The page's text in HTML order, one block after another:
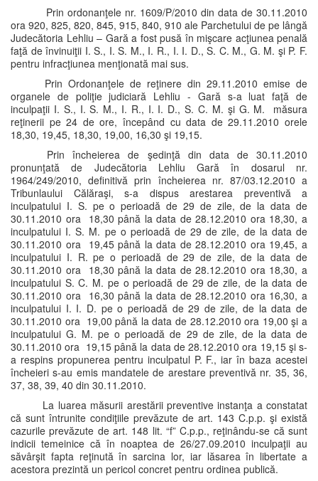
Prin ordonanţele nr. 1609/P/2010 din data de 30.11.2010
ora 920, 825, 820, 845, 915, 840, 910 ale Parchetului de pe lângă
Judecătoria Lehliu – Gară a fost pusă în mişcare acţiunea penală
faţă de învinuiţii I. S., I. S. M., I. R., I. I. D., S. C. M., G. M. şi P. F.
pentru infracţiunea menţionată mai sus.
Prin Ordonanţele de reţinere din 29.11.2010 emise de
organele de poliţie judiciară Lehliu - Gară s-a luat faţă de
inculpaţii I. S., I. S. M., I. R., I. I. D., S. C. M. şi G. M. măsura
reţinerii pe 24 de ore, începând cu data de 29.11.2010 orele
18,30, 19,45, 18,30, 19,00, 16,30 şi 19,15.
Prin încheierea de şedinţă din data de 30.11.2010
pronunţată de Judecătoria Lehliu Gară în dosarul nr.
1964/249/2010, definitivă prin încheierea nr. 87/03.12.2010 a
Tribunlaului Călăraşi, s-a dispus arestarea preventivă a
inculpatului I. S. pe o perioadă de 29 de zile, de la data de
30.11.2010 ora 18,30 până la data de 28.12.2010 ora 18,30, a
inculpatului I. S. M. pe o perioadă de 29 de zile, de la data de
30.11.2010 ora 19,45 până la data de 28.12.2010 ora 19,45, a
inculpatului I. R. pe o perioadă de 29 de zile, de la data de
30.11.2010 ora 18,30 până la data de 28.12.2010 ora 18,30, a
inculpatului S. C. M. pe o perioadă de 29 de zile, de la data de
30.11.2010 ora 16,30 până la data de 28.12.2010 ora 16,30, a
inculpatului I. I. D. pe o perioadă de 29 de zile, de la data de
30.11.2010 ora 19,00 până la data de 28.12.2010 ora 19,00 şi a
inculpatului G. M. pe o perioadă de 29 de zile, de la data de
30.11.2010 ora 19,15 până la data de 28.12.2010 ora 19,15 şi s-
a respins propunerea pentru inculpatul P. F., iar în baza acestei
încheieri s-au emis mandatele de arestare preventivă nr. 35, 36,
37, 38, 39, 40 din 30.11.2010.
La luarea măsurii arestării preventive instanţa a constatat
că sunt întrunite condiţiile prevăzute de art. 143 C.p.p. şi există
cazurile prevăzute de art. 148 lit. “f” C.p.p., reţinându-se că sunt
indicii temeinice că în noaptea de 26/27.09.2010 inculpaţii au
săvârşit fapta reţinută în sarcina lor, iar lăsarea în libertate a
acestora prezintă un pericol concret pentru ordinea publică.